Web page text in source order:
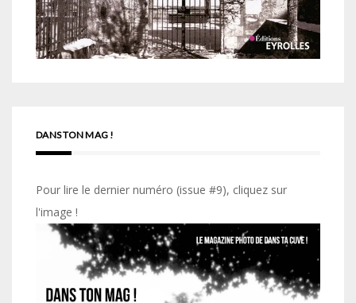
DANS TON MAG !
Pour lire le dernier numéro (issue #9), cliquez sur
l'image !